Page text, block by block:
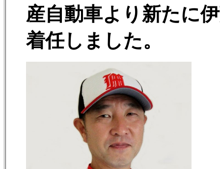
産自動車より新たに
着任しました。